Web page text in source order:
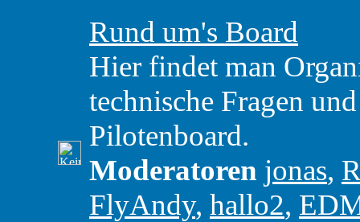
Rund um's Board
Hier findet man
technische Fragen
Pilotenboard.
Moderatoren jonas,
FlyAndy, hallo2,